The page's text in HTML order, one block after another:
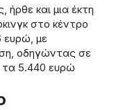
ήρθε και μια έκτη
στο κέντρο
ευρώ, με
οδηγώντας σε
τα 5.440 ευρώ